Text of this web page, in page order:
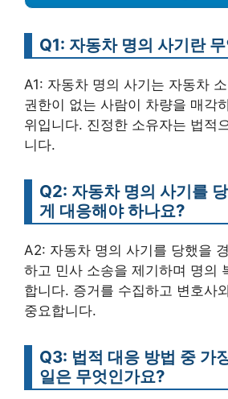
Q1: 자동차 명의 사기란
A1: 자동차 명의 사기는 자동차
권한이 없는 사람이 차량을 매각
위입니다. 진정한 소유자는 법적
니다.
Q2: 자동차 명의 사기를
게 대응해야 하나요?
A2: 자동차 명의 사기를 당했을
하고 민사 소송을 제기하며 명의
합니다. 증거를 수집하고 변호사
중요합니다.
Q3: 법적 대응 방법 중 가
일은 무엇인가요?